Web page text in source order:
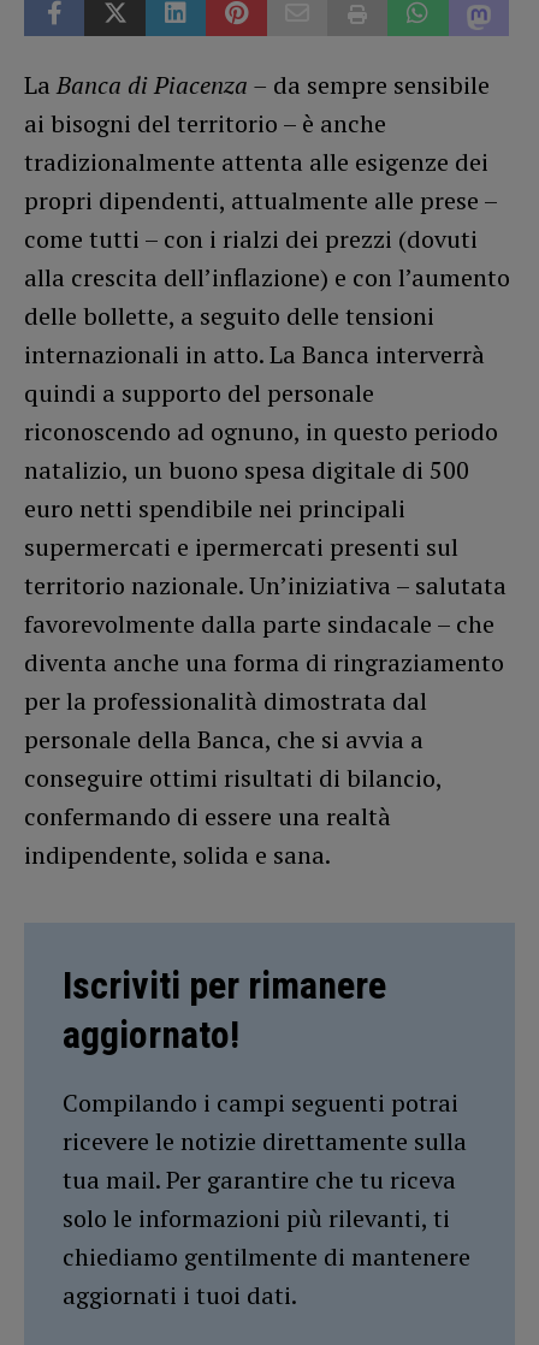
LaBanca di Piacenza – da sempre sensibile
ai bisogni del territorio – è anche
tradizionalmente attenta alle esigenze dei
propri dipendenti, attualmente alle prese –
come tutti – con i rialzi dei prezzi (dovuti
alla crescita dell’inflazione) e con l’aumento
delle bollette, a seguito delle tensioni
internazionali in atto. La Banca interverrà
quindi a supporto del personale
riconoscendo ad ognuno, in questo periodo
natalizio, un buono spesa digitale di 500
euro netti spendibile nei principali
supermercati e ipermercati presenti sul
territorio nazionale. Un’iniziativa – salutata
favorevolmente dalla parte sindacale – che
diventa anche una forma di ringraziamento
per la professionalità dimostrata dal
personale della Banca, che si avvia a
conseguire ottimi risultati di bilancio,
confermando di essere una realtà
indipendente, solida e sana.
Iscriviti per rimanere
aggiornato!
Compilando i campi seguenti potrai
ricevere le notizie direttamente sulla
tua mail. Per garantire che tu riceva
solo le informazioni più rilevanti, ti
chiediamo gentilmente di mantenere
aggiornati i tuoi dati.